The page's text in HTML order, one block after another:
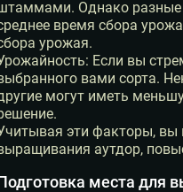
Однако разные
время сбора
урожая.
Если вы
вами сорта.
могут иметь
эти факторы, вы
аутдор,
места для